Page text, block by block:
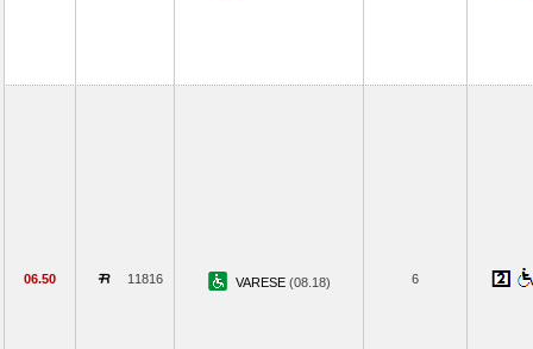
06.50 11816 VARESE (08.18) 6